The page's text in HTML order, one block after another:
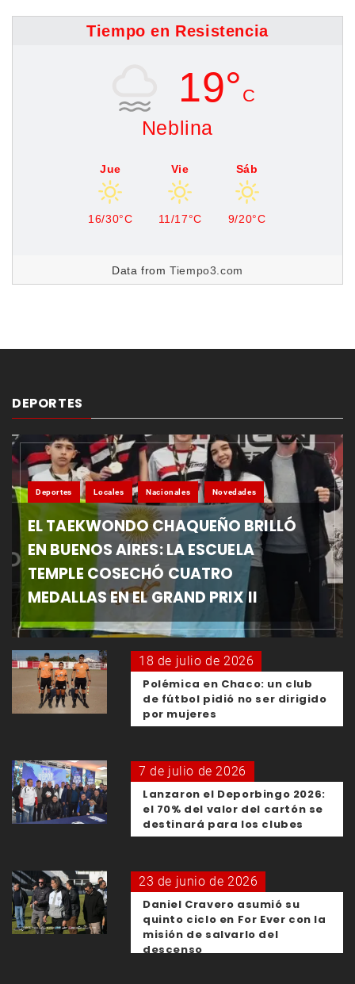
Tiempo en Resistencia
19° C
Neblina
Jue
16/30°C
Vie
11/17°C
Sáb
9/20°C
Data fromTiempo3.com
DEPORTES
Deportes Locales Nacionales Novedades
EL TAEKWONDO CHAQUEÑO BRILLÓ
EN BUENOS AIRES: LA ESCUELA
TEMPLE COSECHÓ CUATRO
MEDALLAS EN EL GRAND PRIX II
18 de julio de 2026
Polémica en Chaco: un club
de fútbol pidió no ser dirigido
por mujeres
7 de julio de 2026
Lanzaron el Deporbingo 2026:
el 70% del valor del cartón se
destinará para los clubes
23 de junio de 2026
Daniel Cravero asumió su
quinto ciclo en For Ever con la
misión de salvarlo del
descenso